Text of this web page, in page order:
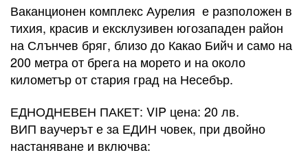
Ваканционен комплекс Аурелия е разположен в
тихия, красив и ексклузивен югозападен район
на Слънчев бряг, близо до Какао Бийч и само на
200 метра от брега на морето и на около
километър от стария град на Несебър.
​ЕДНОДНЕВЕН ПАКЕТ: VIP цена: 20 лв.
ВИП ваучерът е за ЕДИН човек, при двойно
настаняване и включва: